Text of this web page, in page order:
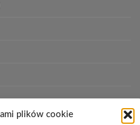
plików cookie